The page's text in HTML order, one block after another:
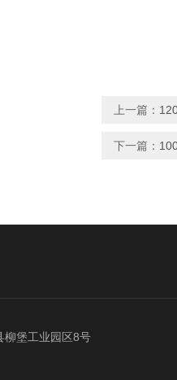
上一篇：
下一篇：
柳堡工业园区8号